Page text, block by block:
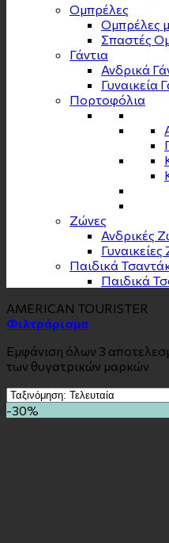
Ομπρέλες
Ομπρέλες
Σπαστές
Γάντια
Ανδρικά
Γυναικεία
Πορτοφόλια
Zώνες
Ανδρικές
Παιδικά
Παιδικά
AMERICAN TOURISTER
Φιλτράρισμα
Εμφάνιση όλων 3
των θυγατρικών μαρκών
-30%